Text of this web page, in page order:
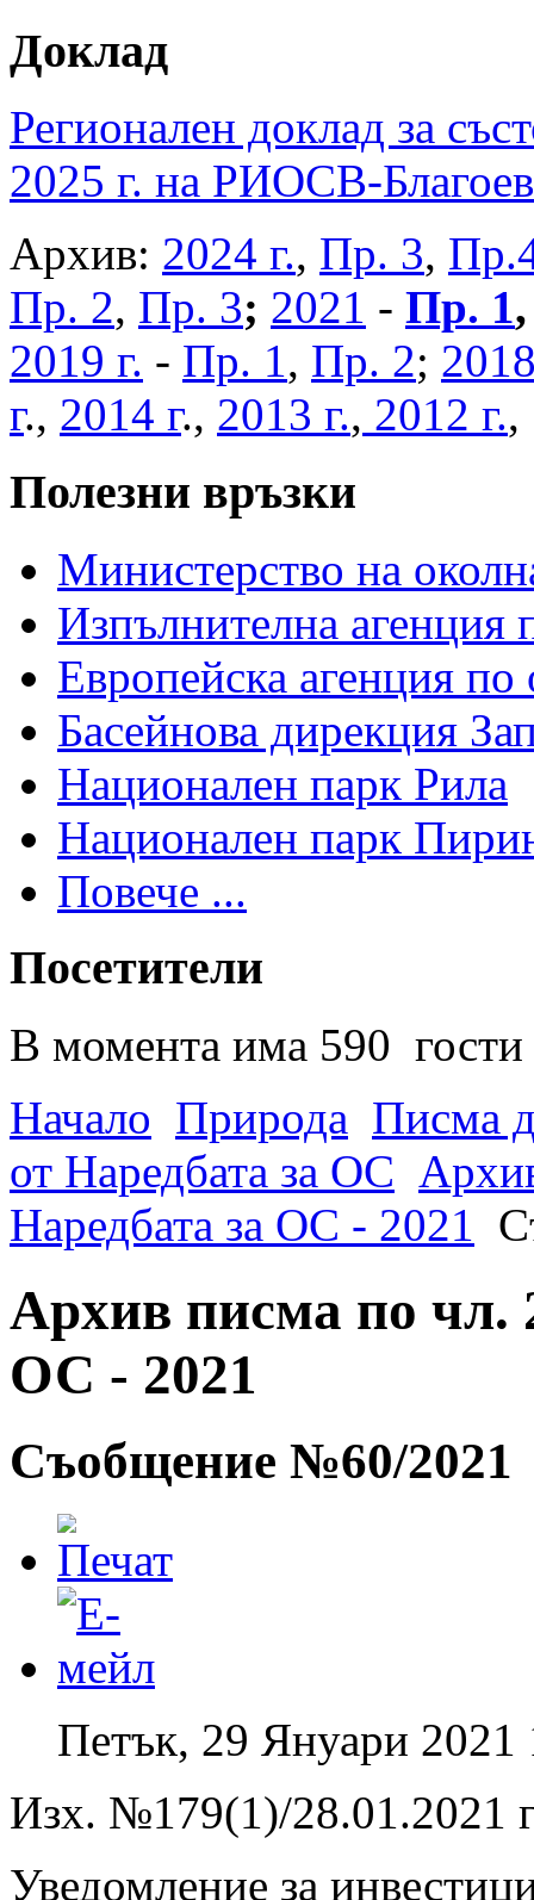
Доклад
Регионален доклад за
2025 г. на РИОСВ-
Архив: 2024 г., Пр. 3,
Пр. 2, Пр. 3; 2021 - Пр. 1
2019 г. - Пр. 1, Пр. 2;
г., 2014 г., 2013 г., 2012 г.
Полезни връзки
Министерство на
Изпълнителна агенция
Европейска агенция по
Басейнова дирекция
Национален парк Рила
Национален парк
Повече ...
Посетители
В момента има 590 гости
Начало Природа Писма
от Наредбата за ОС
Наредбата за ОС - 2021
Архив писма по чл.
ОС - 2021
Съобщение №60/2021
Петък, 29 Януари 2021
Изх. №179(1)/28.01.2021
Уведомление за